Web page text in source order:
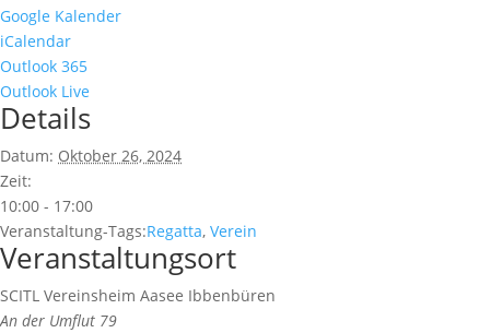
Google Kalender
iCalendar
Outlook 365
Outlook Live
Details
Datum: Oktober 26, 2024
Zeit:
10:00 - 17:00
Veranstaltung-Tags:Regatta, Verein
Veranstaltungsort
SCITL Vereinsheim Aasee Ibbenbüren
An der Umflut 79